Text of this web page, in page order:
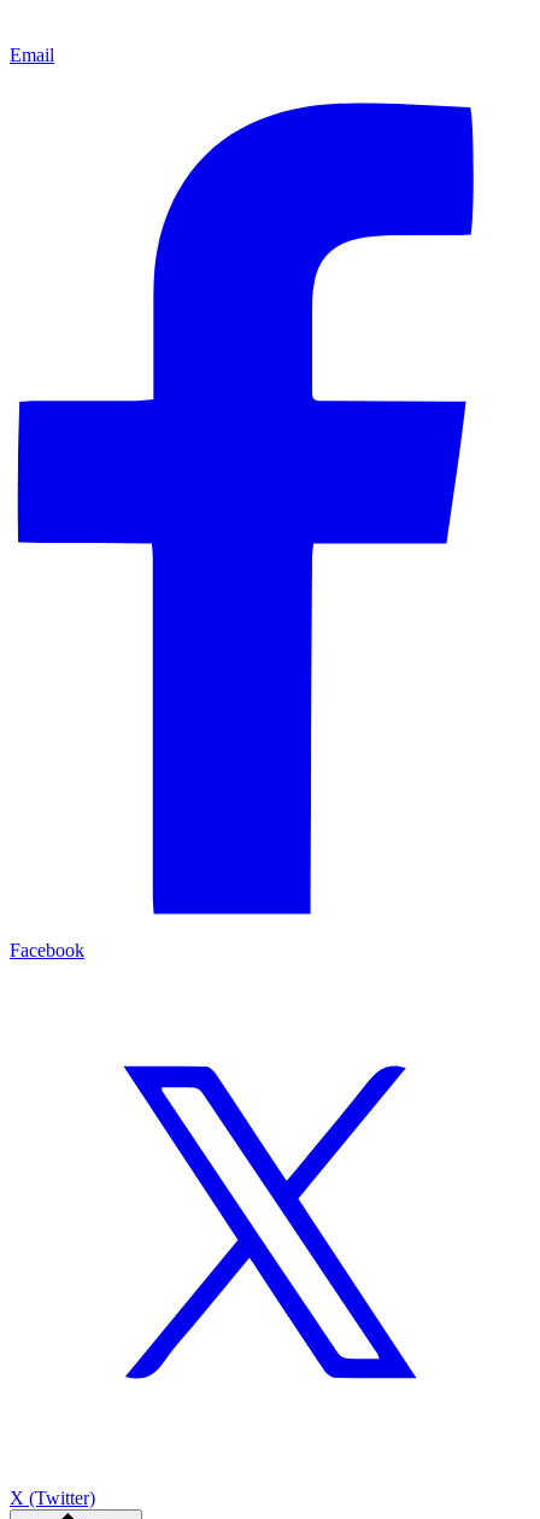
Email
Facebook
X (Twitter)